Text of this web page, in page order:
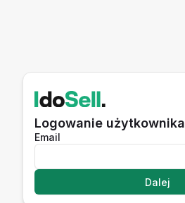
Logowanie użytkownika
Email
Dalej